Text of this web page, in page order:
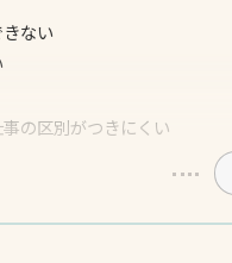
ない
の区別がつきにくい